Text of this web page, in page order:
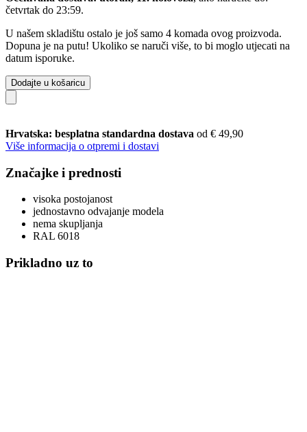
četvrtak do 23:59.
U našem skladištu ostalo je još samo 4 komada ovog proizvoda.
Dopuna je na putu! Ukoliko se naruči više, to bi moglo utjecati na
datum isporuke.
Dodajte u košaricu
Hrvatska: besplatna standardna dostava od € 49,90
Više informacija o otpremi i dostavi
Značajke i prednosti
visoka postojanost
jednostavno odvajanje modela
nema skupljanja
RAL 6018
Prikladno uz to